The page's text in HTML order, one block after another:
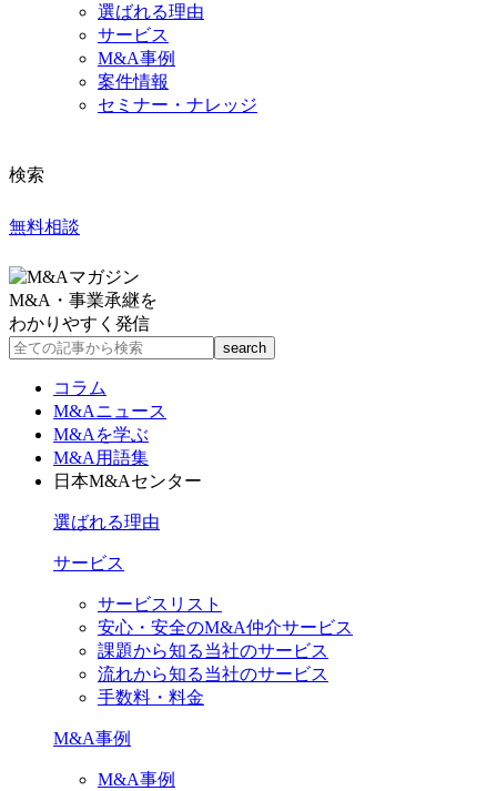
選ばれる理由
サービス
M&A事例
案件情報
セミナー・ナレッジ
検索
無料相談
M&A・事業承継を
わかりやすく発信
コラム
M&Aニュース
M&Aを学ぶ
M&A用語集
日本M&Aセンター
選ばれる理由
サービス
サービスリスト
安心・安全のM&A仲介サービス
課題から知る当社のサービス
流れから知る当社のサービス
手数料・料金
M&A事例
M&A事例